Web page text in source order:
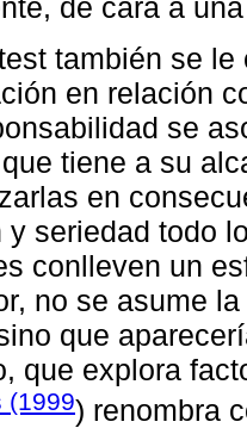
de cara a
también se
en relación
se
tiene a su
en
y seriedad todo
conlleven un
no se asume
que
que explora
(1999) renombra